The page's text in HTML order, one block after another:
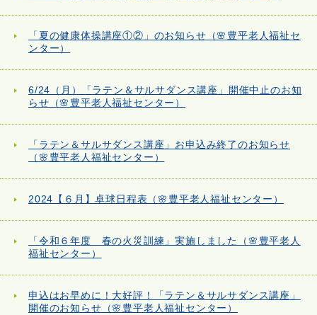
「夏の健康体操講座①②」のお知らせ（🌸豊平老人福祉セ
ンター）
6/24（月）「ラテン＆サルサダンス講座」開催中止のお知
らせ（🌸豊平老人福祉センター）
「ラテン＆サルサダンス講座」お申込み終了のお知らせ
（🌸豊平老人福祉センター）
2024【６月】卓球日程表（🌸豊平老人福祉センター）
「令和６年度 春の火災訓練」実施しました（🌸豊平老人
福祉センター）
申込はお早めに！大好評！「ラテン＆サルサダンス講座」
開催のお知らせ（🌸豊平老人福祉センター）